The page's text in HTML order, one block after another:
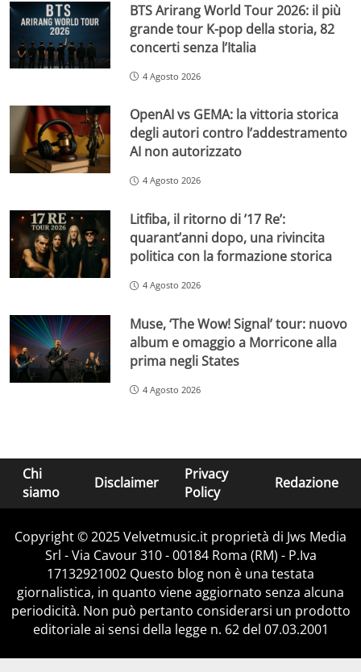
BTS Arirang World Tour 2026: il più
grande tour K-pop della storia, 82
concerti senza l’Italia
4 Agosto 2026
OpenAI vs GEMA: la vittoria storica
degli autori contro l’addestramento
AI non autorizzato
4 Agosto 2026
Litfiba, il ritorno di ’17 Re’:
quarant’anni dopo, una rivincita
politica con la formazione storica
4 Agosto 2026
Muse, ‘The Wow! Signal’ tour: nuovo
album e omaggio a Morricone alla
prima negli States
4 Agosto 2026
Chi
siamo
Disclaimer
Privacy
Policy
Redazione
Copyright © 2025 Velvetmusic.it proprietà di Jws Media
Srl - Via Cavour 310 - 00184 Roma (RM) - P.Iva
17132921002 Questo blog non è una testata
giornalistica, in quanto viene aggiornato senza alcuna
periodicità. Non può pertanto considerarsi un prodotto
editoriale ai sensi della legge n. 62 del 07.03.2001